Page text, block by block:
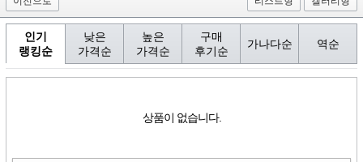
인기
랭킹순
낮은
가격순
높은
가격순
구매
후기순
가나다순 역순
상품이 없습니다.